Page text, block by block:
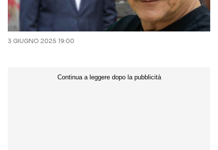
3 GIUGNO 2025 19:00